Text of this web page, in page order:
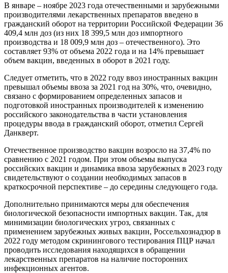
В январе – ноябре 2023 года отечественными и зарубежными
производителями лекарственных препаратов введено в
гражданский оборот на территории Российской Федерации 36
409,4 млн доз (из них 18 399,5 млн доз импортного
производства и 18 009,9 млн доз – отечественного). Это
составляет 93% от объема 2022 года и на 14% превышает
объем вакцин, введенных в оборот в 2021 году.
Следует отметить, что в 2022 году ввоз иностранных вакцин
превышал объемы ввоза за 2021 год на 30%, что, очевидно,
связано с формированием определенных запасов и
подготовкой иностранных производителей к изменению
российского законодательства в части установления
процедуры ввода в гражданский оборот, отметил Сергей
Данкверт.
Отечественное производство вакцин возросло на 37,4% по
сравнению с 2021 годом. При этом объемы выпуска
российских вакцин и динамика ввоза зарубежных в 2023 году
свидетельствуют о создании необходимых запасов в
краткосрочной перспективе – до середины следующего года.
Дополнительно принимаются меры для обеспечения
биологической безопасности импортных вакцин. Так, для
минимизации биологических угроз, связанных с
применением зарубежных живых вакцин, Россельхознадзор в
2022 году методом скринингового тестирования ПЦР начал
проводить исследования находящихся в обращении
лекарственных препаратов на наличие посторонних
инфекционных агентов.